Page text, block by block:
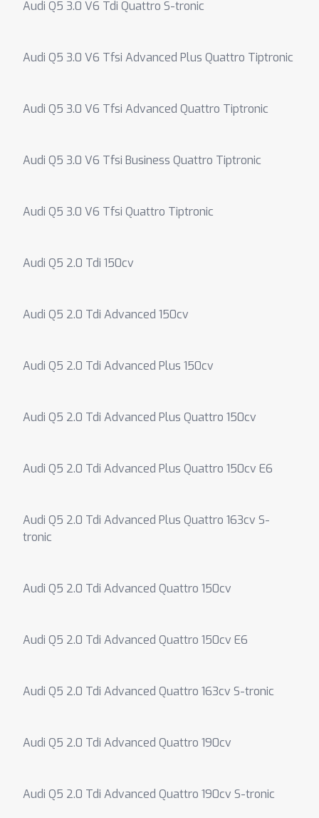
Audi Q5 3.0 V6 Tdi Quattro S-tronic
Audi Q5 3.0 V6 Tfsi Advanced Plus Quattro Tiptronic
Audi Q5 3.0 V6 Tfsi Advanced Quattro Tiptronic
Audi Q5 3.0 V6 Tfsi Business Quattro Tiptronic
Audi Q5 3.0 V6 Tfsi Quattro Tiptronic
Audi Q5 2.0 Tdi 150cv
Audi Q5 2.0 Tdi Advanced 150cv
Audi Q5 2.0 Tdi Advanced Plus 150cv
Audi Q5 2.0 Tdi Advanced Plus Quattro 150cv
Audi Q5 2.0 Tdi Advanced Plus Quattro 150cv E6
Audi Q5 2.0 Tdi Advanced Plus Quattro 163cv S-
tronic
Audi Q5 2.0 Tdi Advanced Quattro 150cv
Audi Q5 2.0 Tdi Advanced Quattro 150cv E6
Audi Q5 2.0 Tdi Advanced Quattro 163cv S-tronic
Audi Q5 2.0 Tdi Advanced Quattro 190cv
Audi Q5 2.0 Tdi Advanced Quattro 190cv S-tronic